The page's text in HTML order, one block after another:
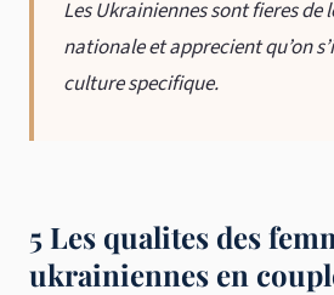
Les Ukrainiennes sont fieres de
nationale et apprecient qu’on
culture specifique.
5 Les qualites des
ukrainiennes en